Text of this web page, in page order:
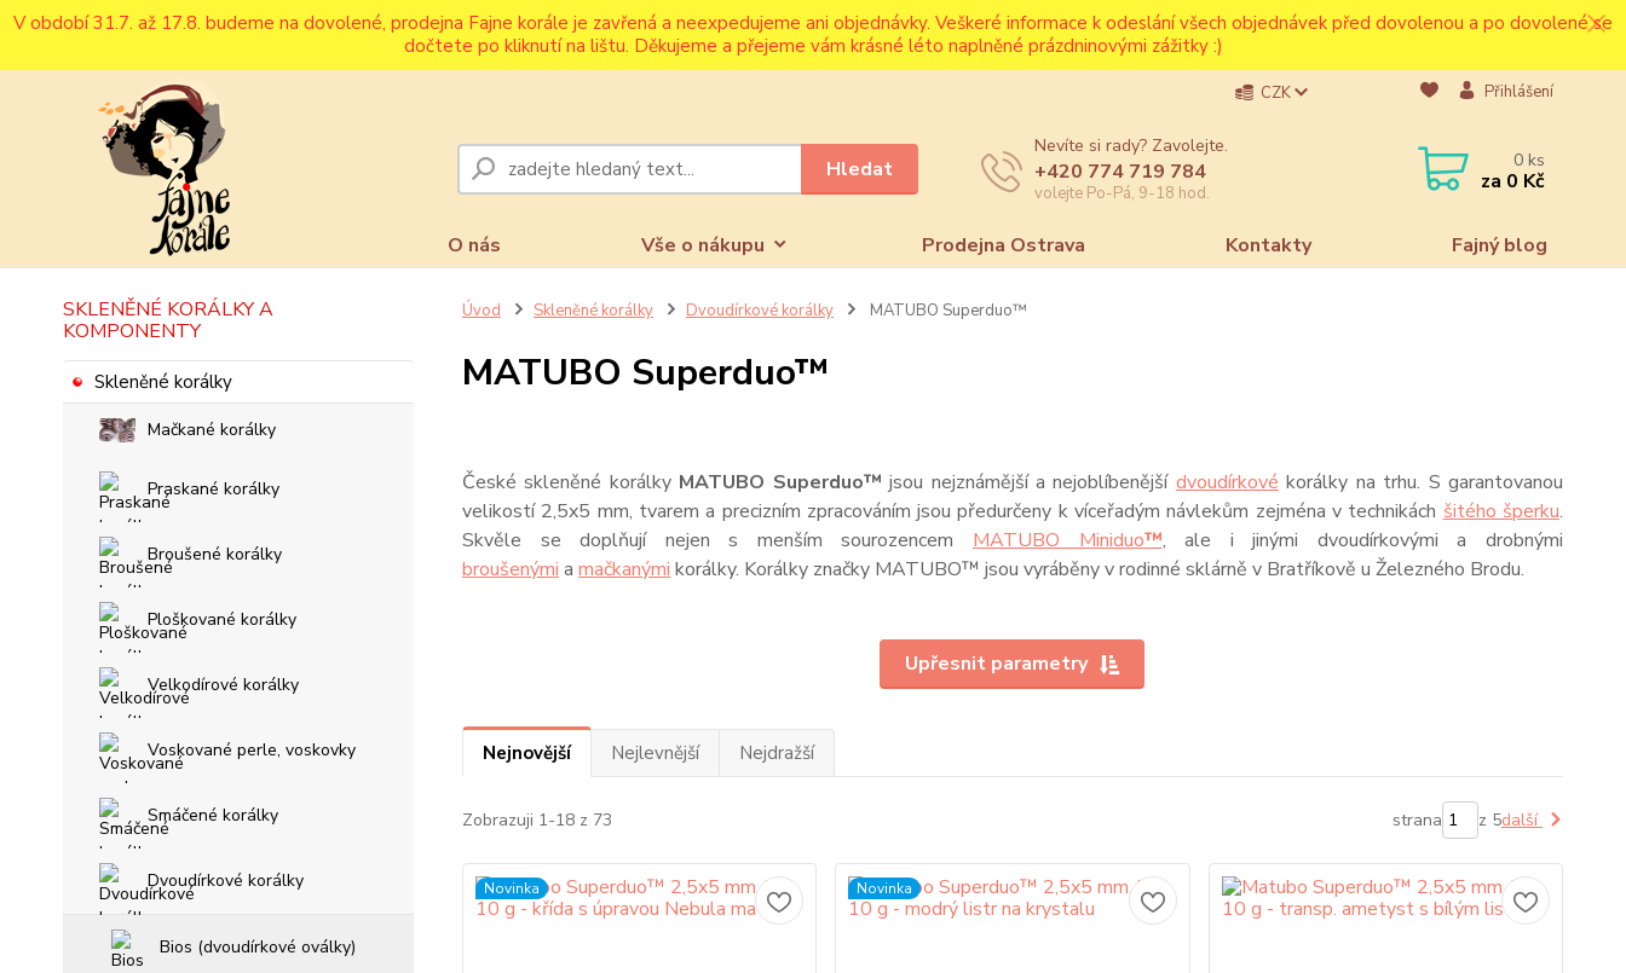
V období 31.7. až 17.8. budeme na dovolené, prodejna Fajne korále je zavřená a neexpedujeme ani objednávky. Veškeré informace k odeslání všech objednávek před dovolenou a po dovolené se
dočtete po kliknutí na lištu. Děkujeme a přejeme vám krásné léto naplněné prázdninovými zážitky :)
O nás Vše o nákupu Prodejna Ostrava Kontakty Fajný blog
CZK Přihlášení
Hledat
Nevíte si rady? Zavolejte.
+420 774 719 784
volejte Po-Pá, 9-18 hod.
0 ks
za 0 Kč
SKLENĚNÉ KORÁLKY A
KOMPONENTY
Skleněné korálky
Mačkané korálky
Praskané korálky
Broušené korálky
Ploškované korálky
Velkodírové korálky
Voskované perle, voskovky
Smáčené korálky
Dvoudírkové korálky
Bios (dvoudírkové oválky)
Úvod Skleněné korálky Dvoudírkové korálky MATUBO Superduo™
MATUBO Superduo™
České skleněné korálky MATUBO Superduo™ jsou nejznámější a nejoblíbenější dvoudírkové korálky na trhu. S garantovanou
velikostí 2,5x5 mm, tvarem a precizním zpracováním jsou předurčeny k víceřadým návlekům zejména v technikách šitého šperku.
Skvěle se doplňují nejen s menším sourozencem MATUBO Miniduo™, ale i jinými dvoudírkovými a drobnými
broušenými a mačkanými korálky. Korálky značky MATUBO™ jsou vyráběny v rodinné sklárně v Bratříkově u Železného Brodu.
Upřesnit parametry
Nejnovější Nejlevnější Nejdražší
Zobrazuji 1-18 z 73 strana z 5další
Novinka Novinka